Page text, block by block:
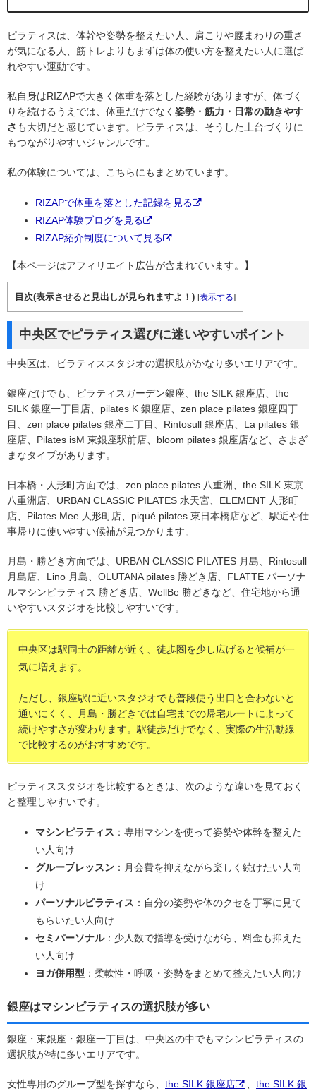
ピラティスは、体幹や姿勢を整えたい人、肩こりや腰まわりの重さ
が気になる人、筋トレよりもまずは体の使い方を整えたい人に選ば
れやすい運動です。
私自身はRIZAPで大きく体重を落とした経験がありますが、体づく
りを続けるうえでは、体重だけでなく 姿勢・筋力・日常の動きやす
さ も大切だと感じています。ピラティスは、そうした土台づくりに
もつながりやすいジャンルです。
私の体験については、こちらにもまとめています。
RIZAPで体重を落とした記録を見る
RIZAP体験ブログを見る
RIZAP紹介制度について見る
【本ページはアフィリエイト広告が含まれています。】
目次(表示させると見出しが見られますよ！) [表示する]
中央区でピラティス選びに迷いやすいポイント
中央区は、ピラティススタジオの選択肢がかなり多いエリアです。
銀座だけでも、ピラティスガーデン銀座、the SILK 銀座店、the
SILK 銀座一丁目店、pilates K 銀座店、zen place pilates 銀座四丁
目、zen place pilates 銀座二丁目、Rintosull 銀座店、La pilates 銀
座店、Pilates isM 東銀座駅前店、bloom pilates 銀座店など、さまざ
まなタイプがあります。
日本橋・人形町方面では、zen place pilates 八重洲、the SILK 東京
八重洲店、URBAN CLASSIC PILATES 水天宮、ELEMENT 人形町
店、Pilates Mee 人形町店、piqué pilates 東日本橋店など、駅近や仕
事帰りに使いやすい候補が見つかります。
月島・勝どき方面では、URBAN CLASSIC PILATES 月島、Rintosull
月島店、Lino 月島、OLUTANA pilates 勝どき店、FLATTE パーソナ
ルマシンピラティス 勝どき店、WellBe 勝どきなど、住宅地から通
いやすいスタジオを比較しやすいです。
中央区は駅同士の距離が近く、徒歩圏を少し広げると候補が一
気に増えます。
ただし、銀座駅に近いスタジオでも普段使う出口と合わないと
通いにくく、月島・勝どきでは自宅までの帰宅ルートによって
続けやすさが変わります。駅徒歩だけでなく、実際の生活動線
で比較するのがおすすめです。
ピラティススタジオを比較するときは、次のような違いを見ておく
と整理しやすいです。
マシンピラティス ：専用マシンを使って姿勢や体幹を整えた
い人向け
グループレッスン ：月会費を抑えながら楽しく続けたい人向
け
パーソナルピラティス ：自分の姿勢や体のクセを丁寧に見て
もらいたい人向け
セミパーソナル：少人数で指導を受けながら、料金も抑えた
い人向け
ヨガ併用型 ：柔軟性・呼吸・姿勢をまとめて整えたい人向け
銀座はマシンピラティスの選択肢が多い
銀座・東銀座・銀座一丁目は、中央区の中でもマシンピラティスの
選択肢が特に多いエリアです。
女性専用のグループ型を探すなら、 the SILK 銀座店
the SILK 銀